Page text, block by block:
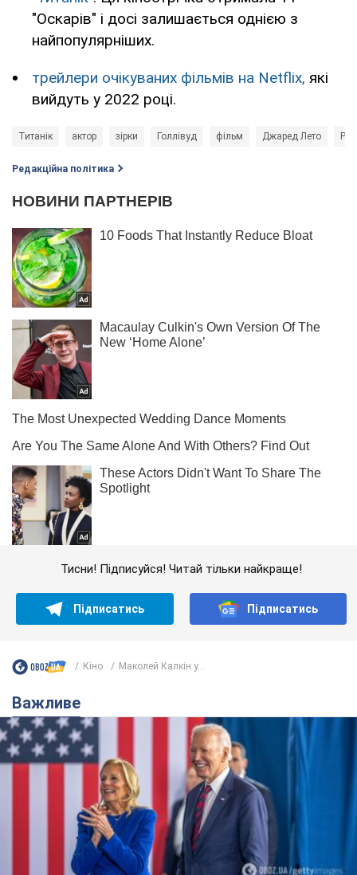
"Оскарів" і досі залишається однією з
найпопулярніших.
трейлери очікуваних фільмів на Netflix, які
вийдуть у 2022 році.
Титанік актор зірки Голлівуд фільм Джаред Лето
Редакційна політика
Тисни! Підписуйся! Читай тільки найкраще!
Підписатись Підписатись
Кіно Маколей Калкін у...
Важливе